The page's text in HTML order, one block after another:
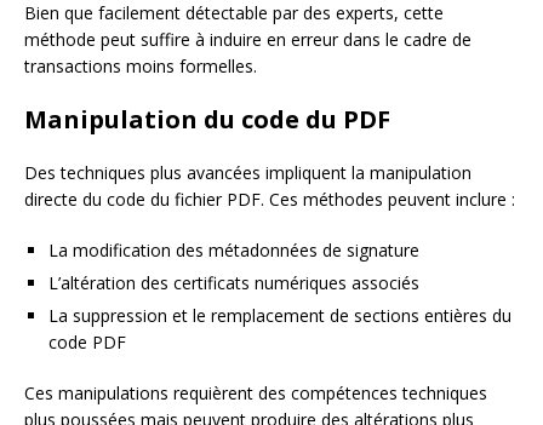
Bien que facilement détectable par des experts, cette
méthode peut suffire à induire en erreur dans le cadre de
transactions moins formelles.
Manipulation du code du PDF
Des techniques plus avancées impliquent la manipulation
directe du code du fichier PDF. Ces méthodes peuvent inclure :
La modification des métadonnées de signature
L’altération des certificats numériques associés
La suppression et le remplacement de sections entières du
code PDF
Ces manipulations requièrent des compétences techniques
plus poussées mais peuvent produire des altérations plus